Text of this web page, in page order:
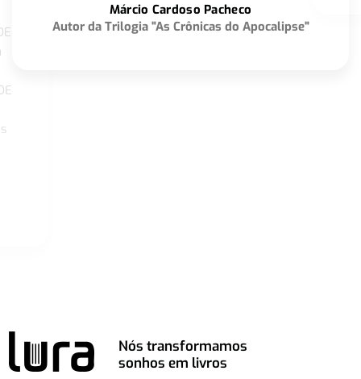
Márcio Cardoso Pacheco
Autor da Trilogia "As Crônicas do Apocalipse"
Nós transformamos
sonhos em livros